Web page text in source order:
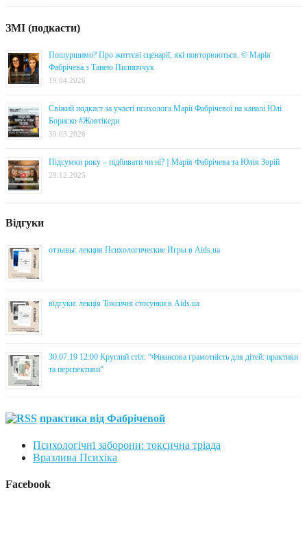
ЗМІ (подкасти)
Пошуршимо? Про життєві сценарії, які повторюються. © Марія
Фабрічева з Танею Пилипччук
19.04.2026
Свіжий подкаст за участі психолога Марії Фабрічевої на каналі Юлі
Бориско #Жовтікеди
30.03.2026
Підсумки року – підбивати чи ні? || Марія Фабрічева та Юлія Зорій
29.12.2025
Відгуки
отзывы: лекция Психологические Игры в Aids.ua
відгуки: лекція Токсичні стосунки в Aids.ua
30.07.19 12:00 Круглий стіл: “Фінансова грамотність для дітей: практики
та перспективи”
практика від Фабрічевой
Психологічні заборони: токсична тріада
Вразлива Психіка
Facebook